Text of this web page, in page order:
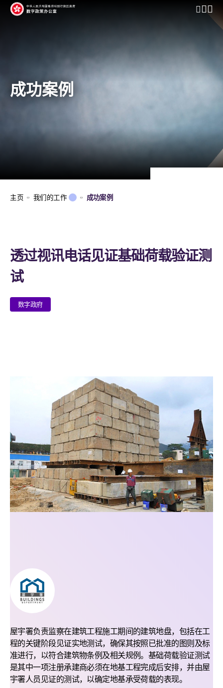
开启行
成功案例
主页 我们的工作 成功案例
透过视讯电话见证基础荷载验证测
试
数字政府
屋宇署负责监察在建筑工程施工期间的建筑地盘，包括在工
程的关键阶段见证实地测试，确保其按照已批准的图则及标
准进行，以符合建筑物条例及相关规例。基础荷载验证测试
是其中一项注册承建商必须在地基工程完成后安排，并由屋
宇署人员见证的测试，以确定地基承受荷载的表现。